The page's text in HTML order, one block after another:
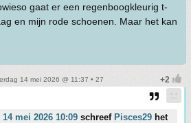
gaat er een regenboogkleurig t-
en mijn rode schoenen. Maar het kan
14 mei 2026 @ 11:37 • 27
mei 2026 10:09 schreef Pisces29 het